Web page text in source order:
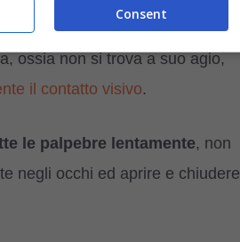
ossia non si trova a suo agio,
il contatto visivo.
le palpebre lentamente, non
negli occhi ed aprire e chiudere
Consent